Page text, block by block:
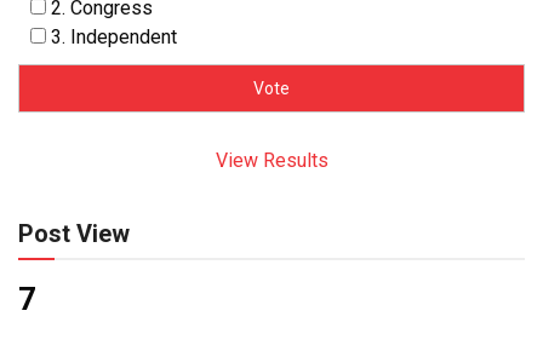
2. Congress
3. Independent
View Results
Post View
7